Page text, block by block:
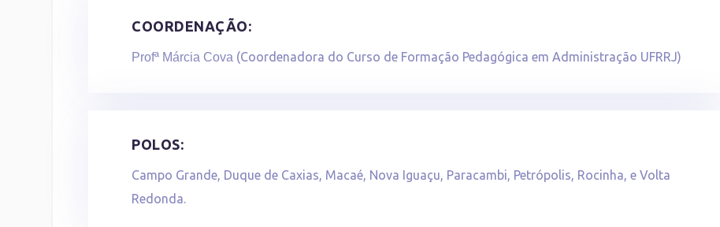
COORDENAÇÃO:
Profª Márcia Cova (Coordenadora do Curso de Formação Pedagógica em Administração UFRRJ)
POLOS:
Campo Grande, Duque de Caxias, Macaé, Nova Iguaçu, Paracambi, Petrópolis, Rocinha, e Volta
Redonda.